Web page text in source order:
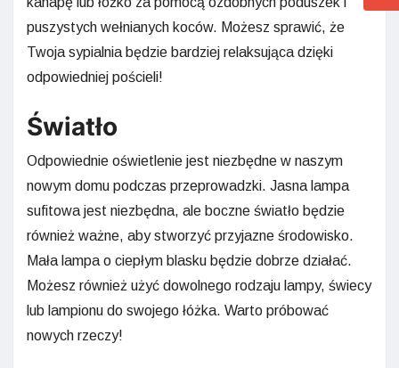
puszystych wełnianych koców. Możesz sprawić, że
Twoja sypialnia będzie bardziej relaksująca dzięki
odpowiedniej pościeli!
Światło
Odpowiednie oświetlenie jest niezbędne w naszym
nowym domu podczas przeprowadzki. Jasna lampa
sufitowa jest niezbędna, ale boczne światło będzie
również ważne, aby stworzyć przyjazne środowisko.
Mała lampa o ciepłym blasku będzie dobrze działać.
Możesz również użyć dowolnego rodzaju lampy, świecy
lub lampionu do swojego łóżka. Warto próbować
nowych rzeczy!